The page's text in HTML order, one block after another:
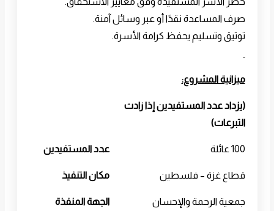
صرف المساعدة نقدًا أو عبر وسائل آمنة.
توثيق وتسليم يحفظ كرامة الأسرة.
ميزانية المشروع:
(يزداد عدد المستفيدين إذا زادت
التبرعات)
100 عائلة عدد المستفيدين
قطاع غزة – فلسطين مكان التنفيذ
جمعية الرحمة والإحسان الجهة المنفذة